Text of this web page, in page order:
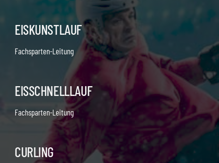
EISKUNSTLAUF
Fachsparten-Leitung
EISSCHNELLLAUF
Fachsparten-Leitung
CURLING